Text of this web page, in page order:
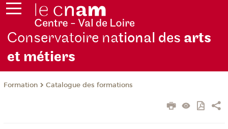
Conservatoire national des arts
et métiers
Formation Catalogue des formations